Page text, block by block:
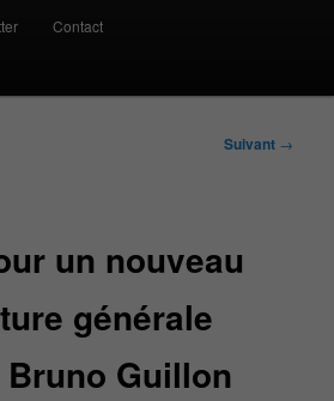
Contact
Suivant →
un nouveau
générale
Guillon